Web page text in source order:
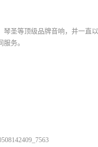
圣等顶级品牌音响，并一直
务。